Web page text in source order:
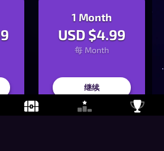
1 Month
USD $4.99
每 Month
继续